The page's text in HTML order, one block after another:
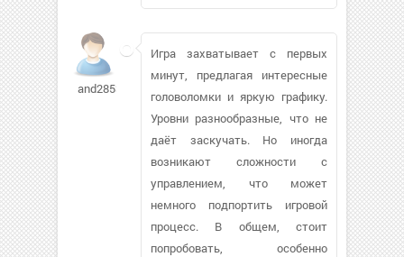
and2853619
Игра захватывает с первых
минут, предлагая интересные
головоломки и яркую графику.
Уровни разнообразные, что не
даёт заскучать. Но иногда
возникают сложности с
управлением, что может
немного подпортить игровой
процесс. В общем, стоит
попробовать, особенно